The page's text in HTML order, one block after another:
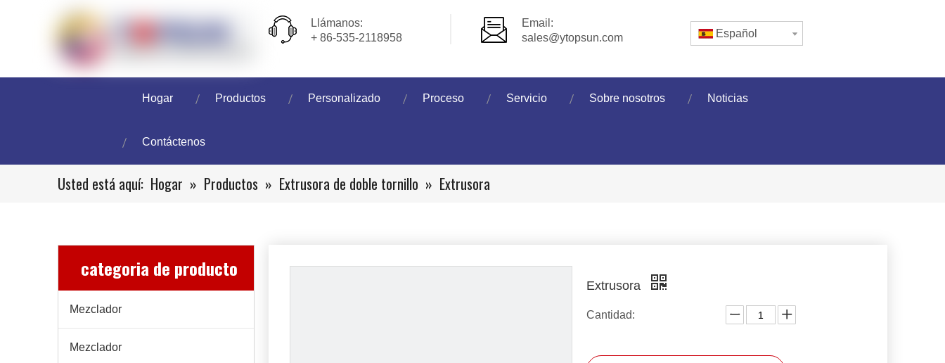
Llámanos:
+ 86-535-2118958
Email:
sales@ytopsun.com
Español
Hogar Productos Personalizado Proceso Servicio Sobre nosotros Noticias
Contáctenos
Usted está aquí: Hogar » Productos » Extrusora de doble tornillo » Extrusora
categoria de producto
Mezclador
Mezclador
Extrusora
Cantidad: